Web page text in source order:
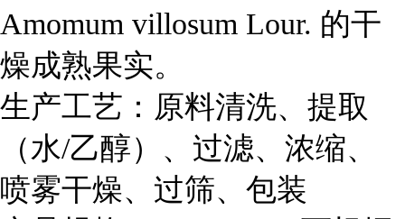
Amomum villosum Lour. 的干
燥成熟果实。
生产工艺：原料清洗、提取
（水/乙醇）、过滤、浓缩、
喷雾干燥、过筛、包装